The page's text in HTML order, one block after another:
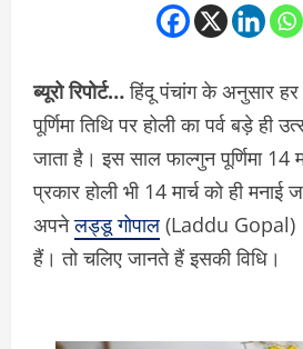
ब्यूरो रिपोर्ट…हिंदू पंचांग के अनुसार
पूर्णिमा तिथि पर होली का पर्व बड़े ही
जाता है। इस साल फाल्गुन पूर्णिमा 14
प्रकार होली भी 14 मार्च को ही
अपनेलड्डू गोपाल (Laddu Gopal)
हैं। तो चलिए जानते हैं इसकी विधि।